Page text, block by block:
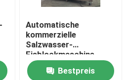
Automatische
kommerzielle
Salzwasser-
Eisblockmaschine
Solarenergie-
Eisblockmaschine
Bestpreis